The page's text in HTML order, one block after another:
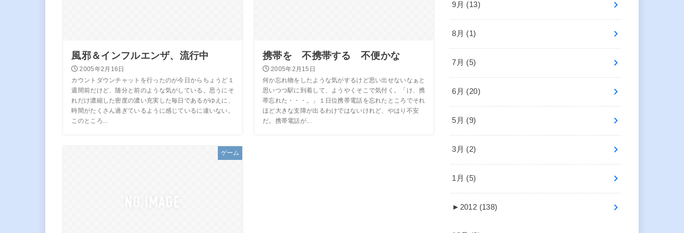
風邪＆インフルエンザ、流行中
2005年2月16日
カウントダウンチャットを行ったのが今日からちょうど１
週間前だけど、随分と前のような気がしている。思うにそ
れだけ濃縮した密度の濃い充実した毎日であるがゆえに、
時間がたくさん過ぎているように感じているに違いない。
このところ...
携帯を 不携帯する 不便かな
2005年2月15日
何か忘れ物をしたような気がするけど思い出せないなぁと
思いつつ駅に到着して、ようやくそこで気付く。「け、携
帯忘れた・・・。」１日位携帯電話を忘れたところでそれ
ほど大きな支障が出るわけではないけれど、やはり不安
だ。携帯電話が...
ゲーム
9月 (13)
8月 (1)
7月 (5)
6月 (20)
5月 (9)
3月 (2)
1月 (5)
► 2012 (138)